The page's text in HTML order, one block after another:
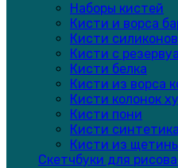
Наборы кистей
Кисти и ворса
Кисти
Кисти с
Кисти белка
Кисти из ворса
Кисти колонок
Кисти пони
Кисти синтетика
Кисти из
Скетчбуки для